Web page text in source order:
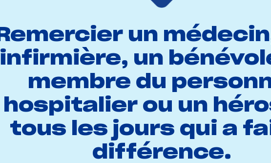
Remercier un
infirmière, un
membre du
hospitalier ou un
tous les jours qui a
différence.